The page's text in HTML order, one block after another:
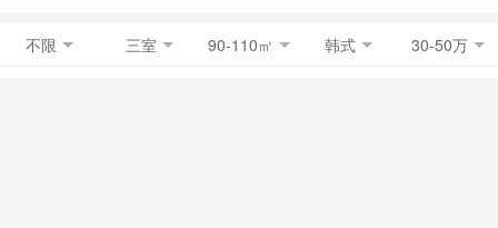
不限 三室 90-110㎡ 韩式 30-50万